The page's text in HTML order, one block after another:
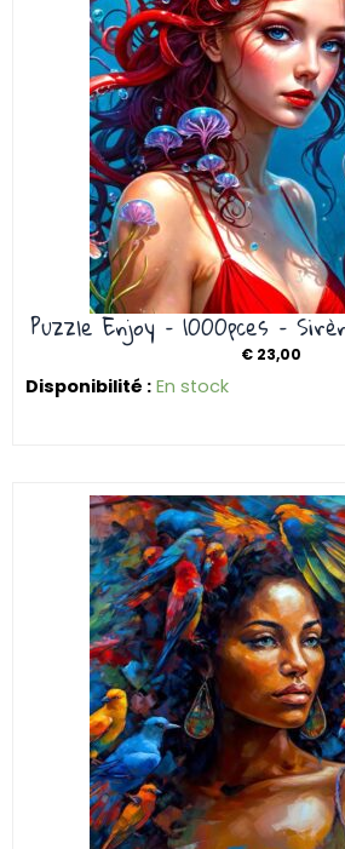
Puzzle Enjoy – 1000pces –
€ 23,00
Disponibilité : En stock